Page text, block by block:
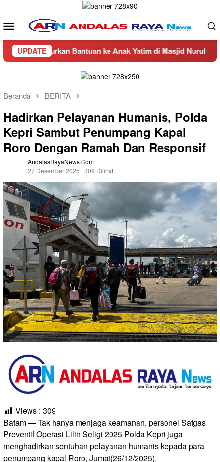
konten
Menu
Mobile
UPDATE
Salurkan Bantuan ke Anak Yatim di Masjid Nurul Iman Air
Beranda BERITA
Hadirkan Pelayanan Humanis, Polda
Kepri Sambut Penumpang Kapal
Roro Dengan Ramah Dan Responsif
AndalasRayaNews.com
27 Desember 2025
309 Dilihat
Views : 309
Batam — Tak hanya menjaga keamanan, personel Satgas
Preventif Operasi Lilin Seligi 2025 Polda Kepri juga
menghadirkan sentuhan pelayanan humanis kepada para
penumpang kapal Roro, Jumat(26/12/2025).